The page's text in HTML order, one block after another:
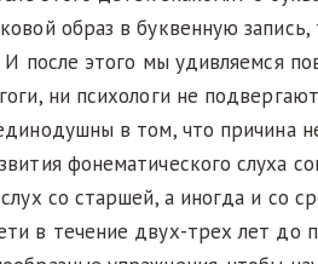
образ в буквенную
после этого мы удивляемся
ни психологи не
в том, что причина
фонематического слуха
со старшей, а иногда и со
в течение двух-трех лет до